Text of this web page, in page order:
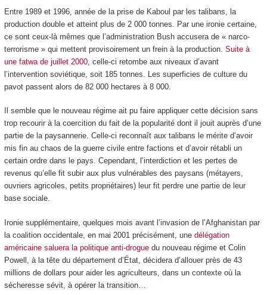
Entre 1989 et 1996, année de la prise de Kaboul par les talibans, la
production double et atteint plus de 2 000 tonnes. Par une ironie certaine,
ce sont ceux-là mêmes que l’administration Bush accusera de « narco-
terrorisme » qui mettent provisoirement un frein à la production. Suite à
une fatwa de juillet 2000, celle-ci retombe aux niveaux d’avant
l’intervention soviétique, soit 185 tonnes. Les superficies de culture du
pavot passent alors de 82 000 hectares à 8 000.
Il semble que le nouveau régime ait pu faire appliquer cette décision sans
trop recourir à la coercition du fait de la popularité dont il jouit auprès d’une
partie de la paysannerie. Celle-ci reconnaît aux talibans le mérite d’avoir
mis fin au chaos de la guerre civile entre factions et d’avoir rétabli un
certain ordre dans le pays. Cependant, l’interdiction et les pertes de
revenus qu’elle fit subir aux plus vulnérables des paysans (métayers,
ouvriers agricoles, petits propriétaires) leur fit perdre une partie de leur
base sociale.
Ironie supplémentaire, quelques mois avant l’invasion de l’Afghanistan par
la coalition occidentale, en mai 2001 précisément, une délégation
américaine saluera la politique anti-droguedu nouveau régime et Colin
Powell, à la tête du département d’État, décidera d’allouer près de 43
millions de dollars pour aider les agriculteurs, dans un contexte où la
sécheresse sévit, à opérer la transition…